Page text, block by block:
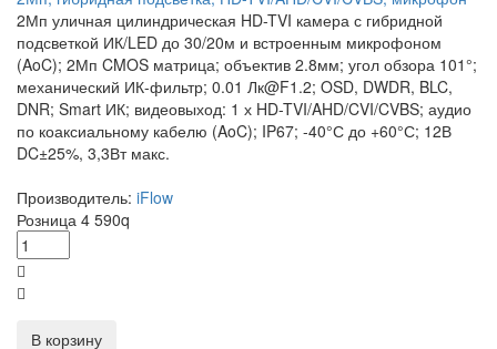
2Мп уличная цилиндрическая HD-TVI камера с гибридной
подсветкой ИК/LED до 30/20м и встроенным микрофоном
(AoC); 2Мп CMOS матрица; объектив 2.8мм; угол обзора 101°;
механический ИК-фильтр; 0.01 Лк@F1.2; OSD, DWDR, BLC,
DNR; Smart ИК; видеовыход: 1 х HD-TVI/AHD/CVI/CVBS; аудио
по коаксиальному кабелю (AoC); IP67; -40°С до +60°С; 12В
DC±25%, 3,3Вт макс.
Производитель: iFlow
Розница 4 590q
В корзину